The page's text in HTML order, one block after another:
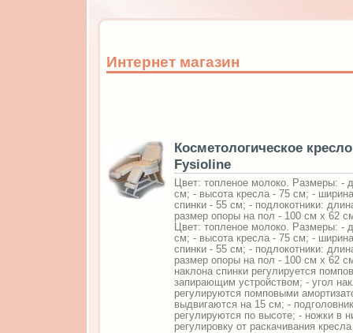
Интернет магазин
Косметологическое
Fysioline
Цвет: топленое молоко. Размеры: -
см; - высота кресла - 75 см; -
спинки - 55 см; - подлокотники:
размер опоры на пол - 100 см х 62
Цвет: топленое молоко. Размеры: -
см; - высота кресла - 75 см; -
спинки - 55 см; - подлокотники:
размер опоры на пол - 100 см х 62
наклона спинки регулируется
запирающим устройством; - угол
регулируются помповыми
выдвигаются на 15 см; -
регулируются по высоте; - ножки в
регулировку от раскачивания